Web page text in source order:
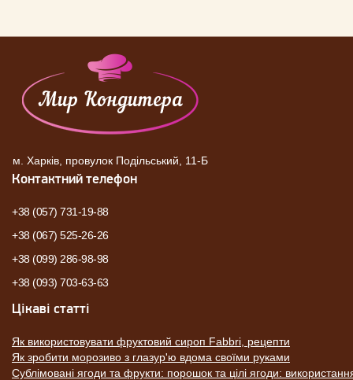
м. Харків, провулок Подільський, 11-Б
Контактний телефон
+38 (057) 731-19-88
+38 (067) 525-26-26
+38 (099) 286-98-98
+38 (093) 703-63-63
Цікаві статті
Як використовувати фруктовий сироп Fabbri, рецепти
Як зробити морозиво з глазур'ю вдома своїми руками
Сублімовані ягоди та фрукти: порошок та цілі ягоди: